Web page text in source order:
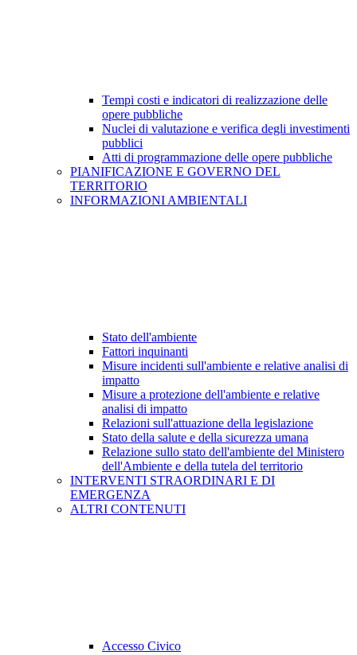
Tempi costi e indicatori di realizzazione delle
opere pubbliche
Nuclei di valutazione e verifica degli investimenti
pubblici
Atti di programmazione delle opere pubbliche
PIANIFICAZIONE E GOVERNO DEL
TERRITORIO
INFORMAZIONI AMBIENTALI
Stato dell'ambiente
Fattori inquinanti
Misure incidenti sull'ambiente e relative analisi di
impatto
Misure a protezione dell'ambiente e relative
analisi di impatto
Relazioni sull'attuazione della legislazione
Stato della salute e della sicurezza umana
Relazione sullo stato dell'ambiente del Ministero
dell'Ambiente e della tutela del territorio
INTERVENTI STRAORDINARI E DI
EMERGENZA
ALTRI CONTENUTI
Accesso Civico